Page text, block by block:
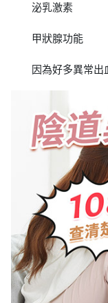
泌乳激素
甲狀腺功能
因為好多異常出